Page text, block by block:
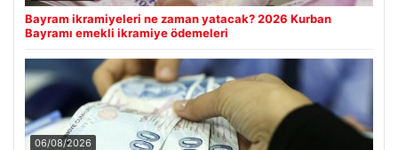
Bayram ikramiyeleri ne zaman yatacak? 2026 Kurban
Bayramı emekli ikramiye ödemeleri
06/08/2026